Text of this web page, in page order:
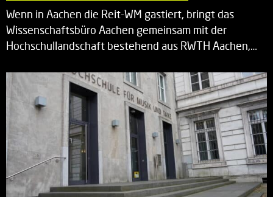
Wenn in Aachen die Reit-WM gastiert, bringt das
Wissenschaftsbüro Aachen gemeinsam mit der
Hochschullandschaft bestehend aus RWTH Aachen,…